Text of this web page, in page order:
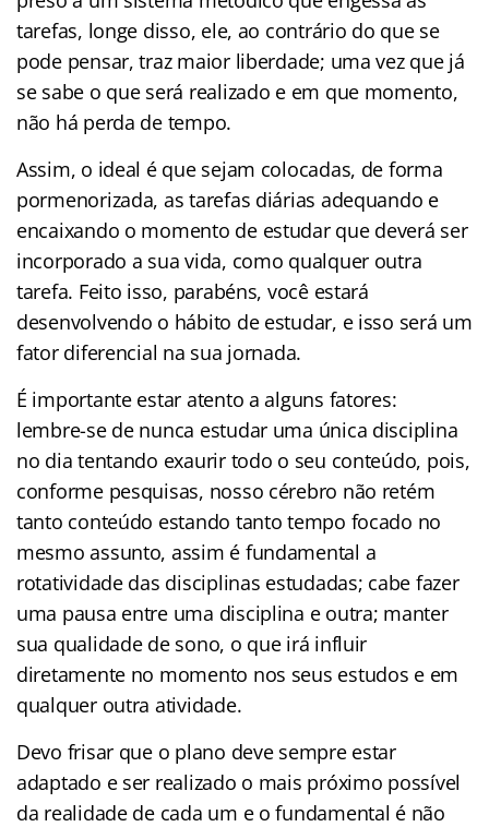
tarefas, longe disso, ele, ao contrário do que se
pode pensar, traz maior liberdade; uma vez que já
se sabe o que será realizado e em que momento,
não há perda de tempo.
Assim, o ideal é que sejam colocadas, de forma
pormenorizada, as tarefas diárias adequando e
encaixando o momento de estudar que deverá ser
incorporado a sua vida, como qualquer outra
tarefa. Feito isso, parabéns, você estará
desenvolvendo o hábito de estudar, e isso será um
fator diferencial na sua jornada.
É importante estar atento a alguns fatores:
lembre-se de nunca estudar uma única disciplina
no dia tentando exaurir todo o seu conteúdo, pois,
conforme pesquisas, nosso cérebro não retém
tanto conteúdo estando tanto tempo focado no
mesmo assunto, assim é fundamental a
rotatividade das disciplinas estudadas; cabe fazer
uma pausa entre uma disciplina e outra; manter
sua qualidade de sono, o que irá influir
diretamente no momento nos seus estudos e em
qualquer outra atividade.
Devo frisar que o plano deve sempre estar
adaptado e ser realizado o mais próximo possível
da realidade de cada um e o fundamental é não